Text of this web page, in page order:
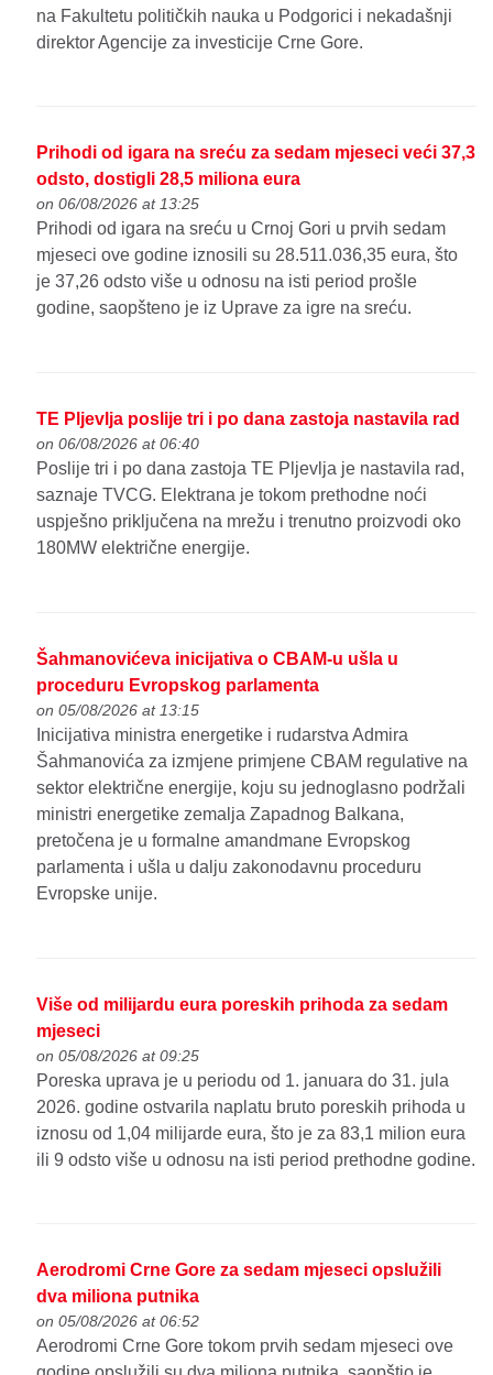
na Fakultetu političkih nauka u Podgorici i nekadašnji
direktor Agencije za investicije Crne Gore.
Prihodi od igara na sreću za sedam mjeseci veći 37,3
odsto, dostigli 28,5 miliona eura
on 06/08/2026 at 13:25
Prihodi od igara na sreću u Crnoj Gori u prvih sedam
mjeseci ove godine iznosili su 28.511.036,35 eura, što
je 37,26 odsto više u odnosu na isti period prošle
godine, saopšteno je iz Uprave za igre na sreću.
TE Pljevlja poslije tri i po dana zastoja nastavila rad
on 06/08/2026 at 06:40
Poslije tri i po dana zastoja TE Pljevlja je nastavila rad,
saznaje TVCG. Elektrana je tokom prethodne noći
uspješno priključena na mrežu i trenutno proizvodi oko
180MW električne energije.
Šahmanovićeva inicijativa o CBAM-u ušla u
proceduru Evropskog parlamenta
on 05/08/2026 at 13:15
Inicijativa ministra energetike i rudarstva Admira
Šahmanovića za izmjene primjene CBAM regulative na
sektor električne energije, koju su jednoglasno podržali
ministri energetike zemalja Zapadnog Balkana,
pretočena je u formalne amandmane Evropskog
parlamenta i ušla u dalju zakonodavnu proceduru
Evropske unije.
Više od milijardu eura poreskih prihoda za sedam
mjeseci
on 05/08/2026 at 09:25
Poreska uprava je u periodu od 1. januara do 31. jula
2026. godine ostvarila naplatu bruto poreskih prihoda u
iznosu od 1,04 milijarde eura, što je za 83,1 milion eura
ili 9 odsto više u odnosu na isti period prethodne godine.
Aerodromi Crne Gore za sedam mjeseci opslužili
dva miliona putnika
on 05/08/2026 at 06:52
Aerodromi Crne Gore tokom prvih sedam mjeseci ove